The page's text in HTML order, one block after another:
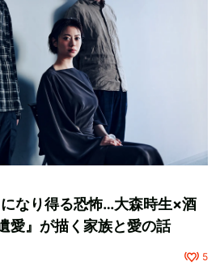
なり得る恐怖…大森時生×酒
愛』が描く家族と愛の話
5